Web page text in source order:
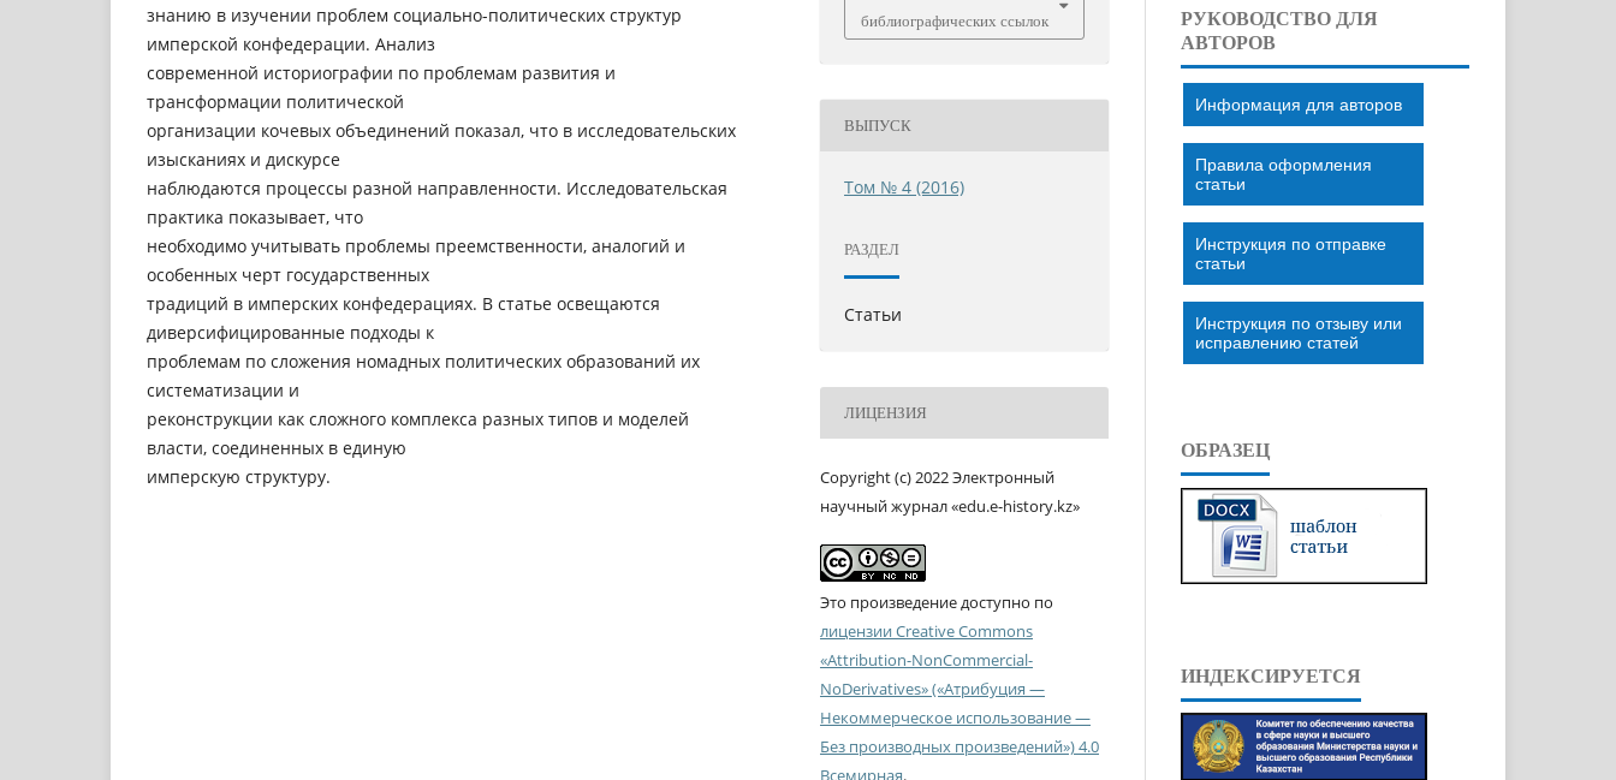
знанию в изучении проблем социально-политических структур
имперской конфедерации. Анализ
современной историографии по проблемам развития и
трансформации политической
организации кочевых объединений показал, что в исследовательских
изысканиях и дискурсе
наблюдаются процессы разной направленности. Исследовательская
практика показывает, что
необходимо учитывать проблемы преемственности, аналогий и
особенных черт государственных
традиций в имперских конфедерациях. В статье освещаются
диверсифицированные подходы к
проблемам по сложения номадных политических образований их
систематизации и
реконструкции как сложного комплекса разных типов и моделей
власти, соединенных в единую
имперскую структуру.
библиографических ссылок
ВЫПУСК
Том № 4 (2016)
РАЗДЕЛ
Статьи
ЛИЦЕНЗИЯ
Copyright (c) 2022 Электронный
научный журнал «edu.e-history.kz»
Это произведение доступно по
лицензии Creative Commons
«Attribution-NonCommercial-
NoDerivatives» («Атрибуция —
Некоммерческое использование —
Без производных произведений») 4.0
Всемирная.
РУКОВОДСТВО ДЛЯ
АВТОРОВ
Информация для авторов
Правила оформления
статьи
Инструкция по отправке
статьи
Инструкция по отзыву или
исправлению статей
ОБРАЗЕЦ
ИНДЕКСИРУЕТСЯ